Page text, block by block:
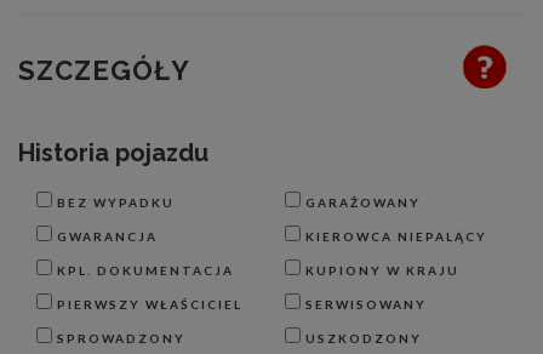
SZCZEGÓŁY
Historia pojazdu
BEZ WYPADKU GARAŻOWANY
GWARANCJA KIEROWCA NIEPALĄCY
KPL. DOKUMENTACJA KUPIONY W KRAJU
PIERWSZY WŁAŚCICIEL SERWISOWANY
SPROWADZONY USZKODZONY